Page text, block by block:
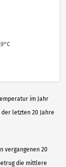
im Jahr
letzten 20 Jahre
vergangenen 20
die mittlere